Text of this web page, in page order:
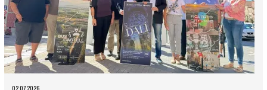
02.07.2026